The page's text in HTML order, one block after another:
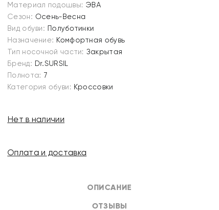
ОПИСАНИЕ
ОТЗЫВЫ
Материал подошвы: ЭВА
Сезон: Осень-Весна
Вид обуви: Полуботинки
Назначение: Комфортная обувь
Тип носочной части: Закрытая
Бренд: Dr.SURSIL
Полнота: 7
Категория обуви: Кроссовки
Нет в наличии
Оплата и доставка